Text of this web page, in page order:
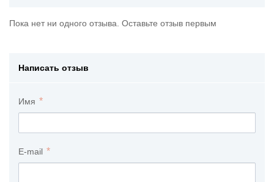
Пока нет ни одного отзыва. Оставьте отзыв первым
Написать отзыв
Имя
E-mail